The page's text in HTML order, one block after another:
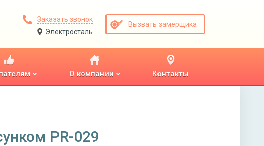
Заказать звонок
Электросталь
Вызвать замерщика
О компании Контакты
PR-029